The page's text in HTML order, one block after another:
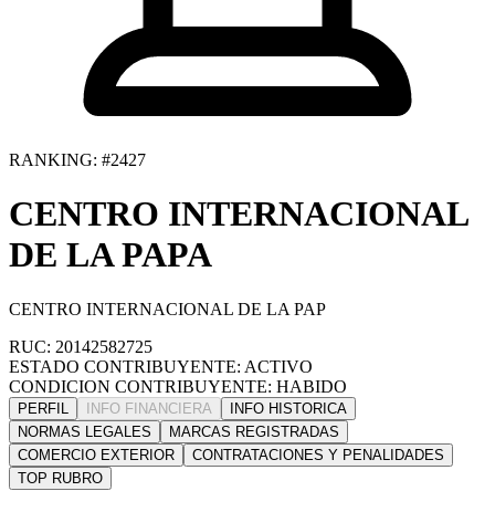
RANKING: #2427
CENTRO INTERNACIONAL
DE LA PAPA
CENTRO INTERNACIONAL DE LA PAP
RUC: 20142582725
ESTADO CONTRIBUYENTE: ACTIVO
CONDICION CONTRIBUYENTE: HABIDO
PERFIL INFO FINANCIERA
INFO HISTORICA
NORMAS LEGALES
MARCAS REGISTRADAS
COMERCIO EXTERIOR
CONTRATACIONES Y PENALIDADES
TOP RUBRO